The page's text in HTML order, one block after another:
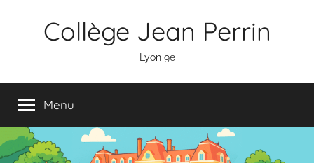
Collège Jean Perrin
Lyon 9e
Menu